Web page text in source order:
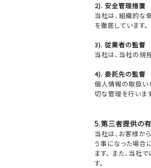
2). 安全管理措置
当社は、組織的な
を徹底しています。
3). 従業者の監督
当社は、当社の規
4). 委託先の監督
個人情報の取扱い
切な管理を行います
5.第三者提供の
当社は、お客様か
う事になった場合
ます。 また、当社
す。